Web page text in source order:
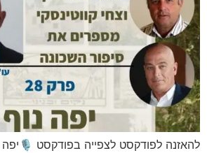
להאזנה לפודקסט לצפייה בפודקסט 🎙️יפה